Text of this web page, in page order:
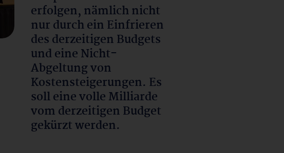
erfolgen, nämlich nicht
nur durch ein Einfrieren
des derzeitigen Budgets
und eine Nicht-
Abgeltung von
Kostensteigerungen. Es
soll eine volle Milliarde
vom derzeitigen Budget
gekürzt werden.